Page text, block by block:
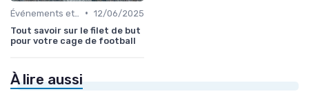
• 12/06/2025
Tout savoir sur le filet de but
pour votre cage de football
À lire aussi